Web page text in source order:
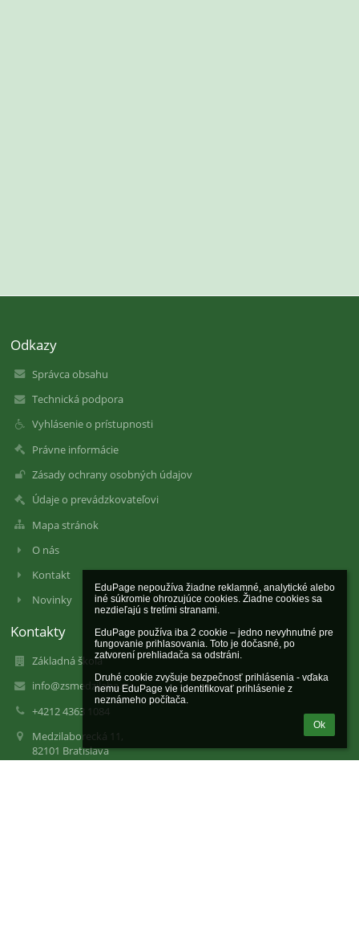
EduPage nepoužíva žiadne reklamné, analytické alebo
iné súkromie ohrozujúce cookies. Žiadne cookies sa
nezdieľajú s tretími stranami.
EduPage používa iba 2 cookie – jedno nevyhnutné pre
fungovanie prihlasovania. Toto je dočasné, po
zatvorení prehliadača sa odstráni.
Druhé cookie zvyšuje bezpečnosť prihlásenia - vďaka
nemu EduPage vie identifikovať prihlásenie z
neznámeho počítača.
Ok
Odkazy
Správca obsahu
Technická podpora
Vyhlásenie o prístupnosti
Právne informácie
Zásady ochrany osobných údajov
Údaje o prevádzkovateľovi
Mapa stránok
O nás
Kontakt
Novinky
Kontakty
Základná škola
info@zsmedzilaba.eu
+4212 4363 1084
Medzilaborecká 11,
82101 Bratislava
Slovakia